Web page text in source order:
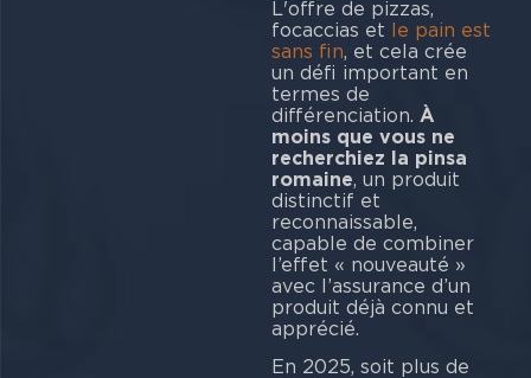
L'offre de pizzas,
focaccias et le pain est
sans fin, et cela crée
un défi important en
termes de
différenciation. À
moins que vous ne
recherchiez la pinsa
romaine, un produit
distinctif et
reconnaissable,
capable de combiner
l’effet « nouveauté »
avec l’assurance d’un
produit déjà connu et
En 2025, soit plus de